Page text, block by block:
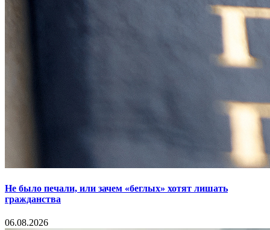
Не было печали, или зачем «беглых» хотят лишать
гражданства
06.08.2026